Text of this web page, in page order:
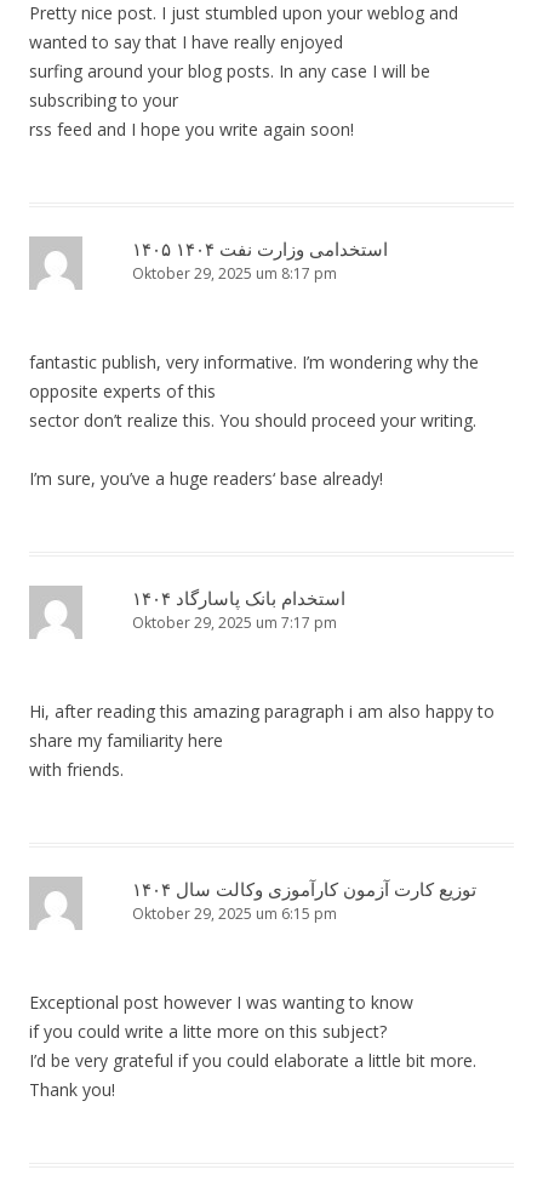
Pretty nice post. I just stumbled upon your weblog and
wanted to say that I have really enjoyed
surfing around your blog posts. In any case I will be
subscribing to your
rss feed and I hope you write again soon!
استخدامی وزارت نفت ۱۴۰۴ ۱۴۰۵
Oktober 29, 2025 um 8:17 pm
fantastic publish, very informative. I’m wondering why the
opposite experts of this
sector don’t realize this. You should proceed your writing.
I’m sure, you’ve a huge readers‘ base already!
استخدام بانک پاسارگاد ۱۴۰۴
Oktober 29, 2025 um 7:17 pm
Hi, after reading this amazing paragraph i am also happy to
share my familiarity here
with friends.
توزیع کارت آزمون کارآموزی وکالت سال ۱۴۰۴
Oktober 29, 2025 um 6:15 pm
Exceptional post however I was wanting to know
if you could write a litte more on this subject?
I’d be very grateful if you could elaborate a little bit more.
Thank you!